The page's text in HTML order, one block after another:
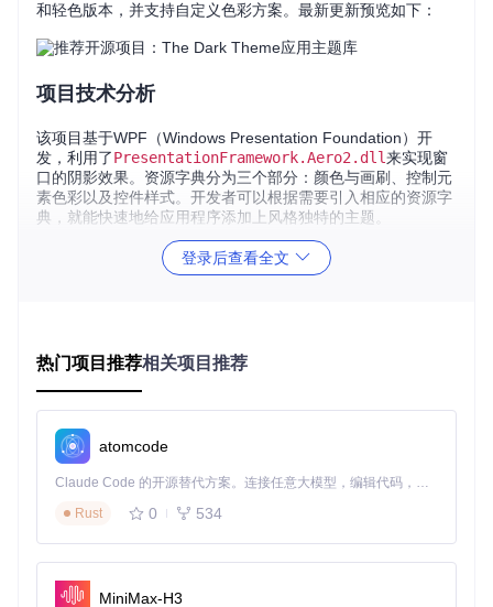
和轻色版本，并支持自定义色彩方案。最新更新预览如下：
项目技术分析
该项目基于WPF（Windows Presentation Foundation）开
发，利用了PresentationFramework.Aero2.dll来实现窗
口的阴影效果。资源字典分为三个部分：颜色与画刷、控制元
素色彩以及控件样式。开发者可以根据需要引入相应的资源字
典，就能快速地给应用程序添加上风格独特的主题。
对于旧版本的主题库，每个控制项的样式都独立存储在一个资
源字典中，虽然便于精确控制颜色，但管理起来稍显复杂。新
器、图像查看器等，能帮助你轻松创建出专业且现代感十足的
用户界面。
或者多彩主题，这个项目会是一个理想的选择。
项目特点
登录后查看全文
热门项目推荐相关项目推荐
atomcode
Claude Code 的开源替代方案。连接任意大模型，编辑代码，运行命令，自动验证 — 全自动执行。用 Rust 构建，极致性能。 ｜ An open-source alternative to Claude Code. Connect any LLM, edit code, run commands, and verify changes — autonomously. Built in Rust for speed. Get Started
Rust
0 534
MiniMax-H3